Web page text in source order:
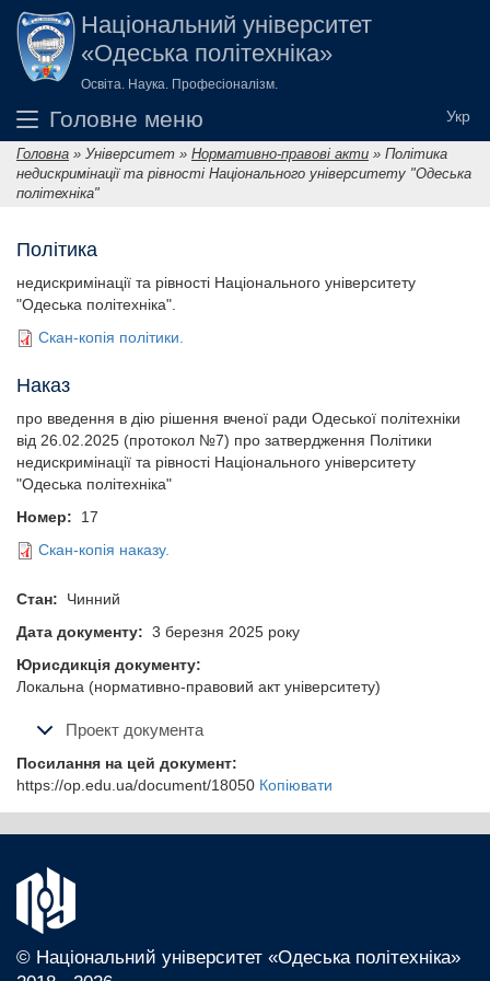
Перейти до основного вмісту
Національний університет
«Одеська політехніка»
Освіта. Наука. Професіоналізм.
Головне меню
Ви є тут
Головна » Університет » Нормативно-правові акти » Політика
недискримінації та рівності Національного університету "Одеська
політехніка"
Політика
недискримінації та рівності Національного університету
"Одеська політехніка".
Скан-копія політики.
Наказ
про введення в дію рішення вченої ради Одеської політехніки
від 26.02.2025 (протокол №7) про затвердження Політики
недискримінації та рівності Національного університету
"Одеська політехніка"
Номер: 17
Скан-копія наказу.
Стан: Чинний
Дата документу: 3 березня 2025 року
Юрисдикція документу:
Локальна (нормативно-правовий акт університету)
Проект документа
Посилання на цей документ:
https://op.edu.ua/document/18050 Копіювати
© Національний університет «Одеська політехніка»